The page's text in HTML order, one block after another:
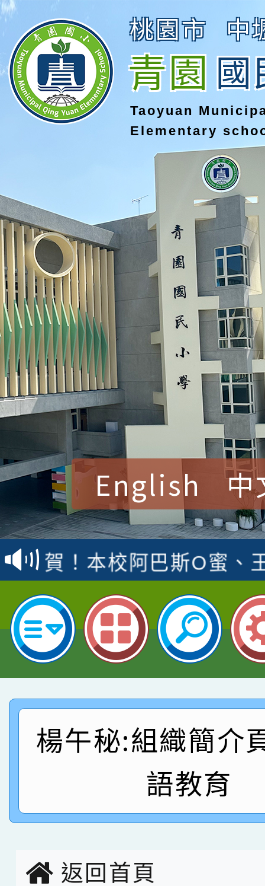
桃園市 中
青園國
Taoyuan
Elementary
English 中
賀！本校參加桃園市中
賽 洪綺君教師榮獲社
名
賀！本校阿巴斯O蜜、
倩參加桃園市科展 國
名 指導老師王老師、
賀！本校四年二班張O
園市英語競賽國小朗讀
指導老師林老師
賀！本校參加桃園市中
賽 劉文瑛教師榮獲教
賀！本校參與2026世
創客第三名。
賀！本校參加桃園市中
賽 洪綺君教師榮獲社
名
賀！本校阿巴斯O蜜、
名 指導老師王老師、
園市英語競賽國小朗
指導老師林老師
賀！本校參加桃園市中
賽 劉文瑛教師榮獲教
臺灣台語-第二名
市賽榮獲科學小創客佳
楊午秘:組織簡介
語教育
返回首頁